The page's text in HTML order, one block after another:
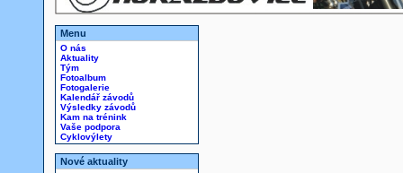
Menu
O nás
Aktuality
Tým
Fotoalbum
Fotogalerie
Kalendář závodů
Výsledky závodů
Kam na trénink
Vaše podpora
Cyklovýlety
Nové aktuality